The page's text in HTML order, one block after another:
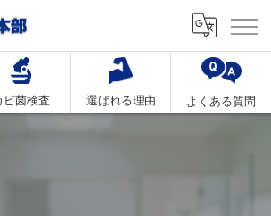
ビ菌検査 選ばれる理由 よくある質問